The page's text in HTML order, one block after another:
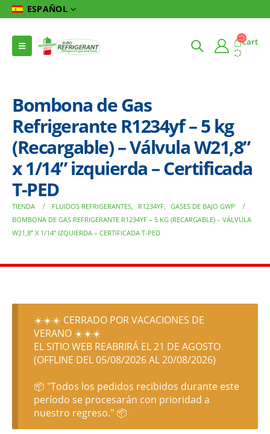
ESPAÑOL
Cart
Bombona de Gas
Refrigerante R1234yf – 5 kg
(Recargable) – Válvula W21,8”
x 1/14” izquierda – Certificada
T-PED
TIENDA FLUIDOS REFRIGERANTES, R1234YF, GASES DE BAJO GWP
BOMBONA DE GAS REFRIGERANTE R1234YF – 5 KG (RECARGABLE) – VÁLVULA
W21,8” X 1/14” IZQUIERDA – CERTIFICADA T-PED
☀️☀️☀️ CERRADO POR VACACIONES DE
VERANO ☀️☀️☀️
EL SITIO WEB REABRIRÁ EL 21 DE AGOSTO
(OFFLINE DEL 05/08/2026 AL 20/08/2026)
📦 "Todos los pedidos recibidos durante este
período se procesarán con prioridad a
nuestro regreso." 📦